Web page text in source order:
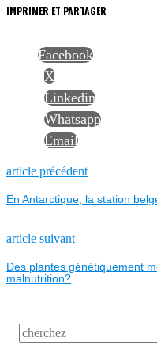
IMPRIMER ET PARTAGER
Facebook
X
Linkedin
Whatsapp
Email
NAVIGATION
DE
L’ARTICLE
article précédentPrevious
En Antarctique, la station
article suivantNext
Des plantes génétiquement
malnutrition?